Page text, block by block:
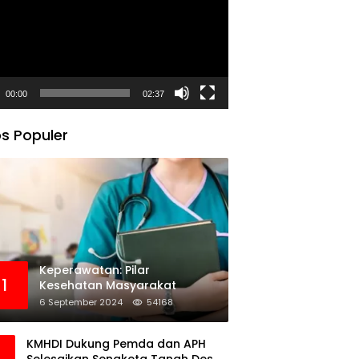
00:00 02:37
Populer
1
Keperawatan: Pilar
Kesehatan Masyarakat
6 September 2024 54168
KMHDI Dukung Pemda dan APH